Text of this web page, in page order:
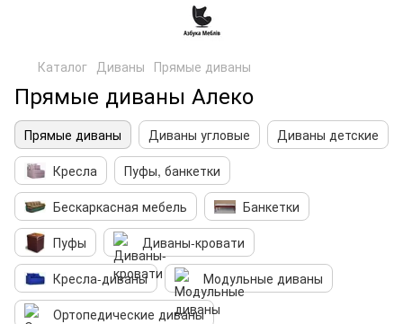
Каталог Диваны Прямые диваны
Прямые диваны Алеко
Прямые диваны Диваны угловые
Диваны детские
Кресла
Пуфы, банкетки
Бескаркасная мебель
Банкетки
Пуфы
Диваны-кровати
Кресла-диваны
Модульные диваны
Ортопедические диваны